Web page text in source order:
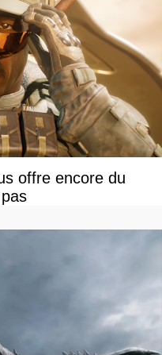
offre encore du